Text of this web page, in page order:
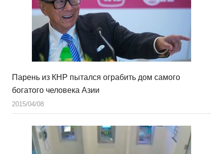
Парень из КНР пытался ограбить дом самого
богатого человека Азии
2015/04/08